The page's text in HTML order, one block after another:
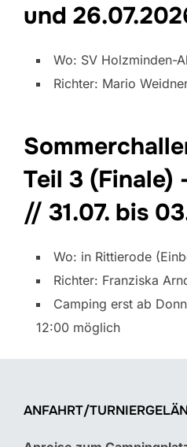
und 26.07.202
Wo: SV Holzminden-
Richter: Mario
Teil 3 (Finale)
// 31.07. bis
Wo: in Rittierode
Richter: Franziska
Camping erst ab
12:00 möglich
ANFAHRT/